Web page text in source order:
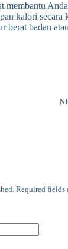
membantu
kalori secara
berat badan
Required fields